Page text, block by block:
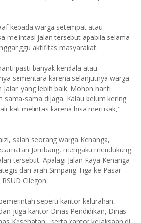
kepada warga setempat atau
melintasi jalan tersebut apabila selama
aktifitas masyarakat.
pasti banyak kendala atau
sementara karena selanjutnya warga
jalan yang lebih baik. Mohon nanti
sama-sama dijaga. Kalau belum kering
kali melintas karena bisa merusak,"
salah seorang warga Kenanga,
Jombang, mengaku mendukung
tersebut. Apalagi Jalan Raya Kenanga
dari arah Simpang Tiga ke Pasar
Cilegon.
seperti kantor kelurahan,
juga kantor Dinas Pendidikan, Dinas